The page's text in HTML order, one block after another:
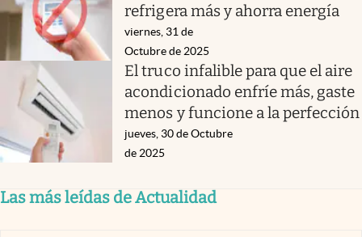
refrigera más y ahorra energía
viernes, 31 de
Octubre de 2025
El truco infalible para que el aire
acondicionado enfríe más, gaste
menos y funcione a la perfección
jueves, 30 de Octubre
de 2025
Las más leídas de Actualidad